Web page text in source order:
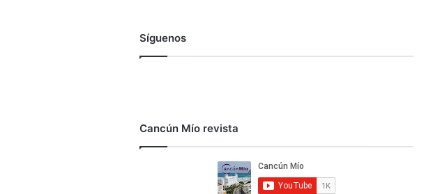
Síguenos
Cancún Mío revista